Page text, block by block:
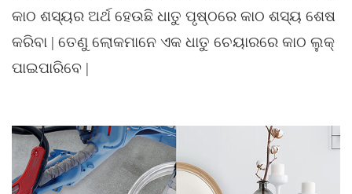
କାଠ ଶସ୍ୟର ଅର୍ଥ ହେଉଛି ଧାତୁ ପୃଷ୍ଠରେ କାଠ ଶସ୍ୟ ଶେଷ
କରିବା | ତେଣୁ ଲୋକମାନେ ଏକ ଧାତୁ ଚେୟାରରେ କାଠ ଲୁକ୍
ପାଇପାରିବେ |